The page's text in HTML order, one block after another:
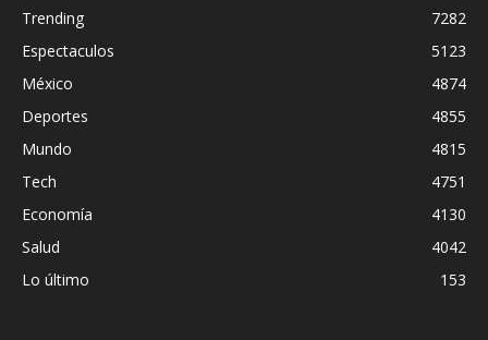
Trending
7282
Espectaculos
5123
México
4874
Deportes
4855
Mundo
4815
Tech
4751
Economía
4130
Salud
4042
Lo último
153